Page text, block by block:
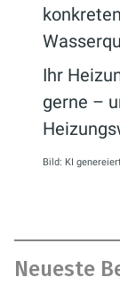
Ihr
gerne –
Bild: KI
Neueste